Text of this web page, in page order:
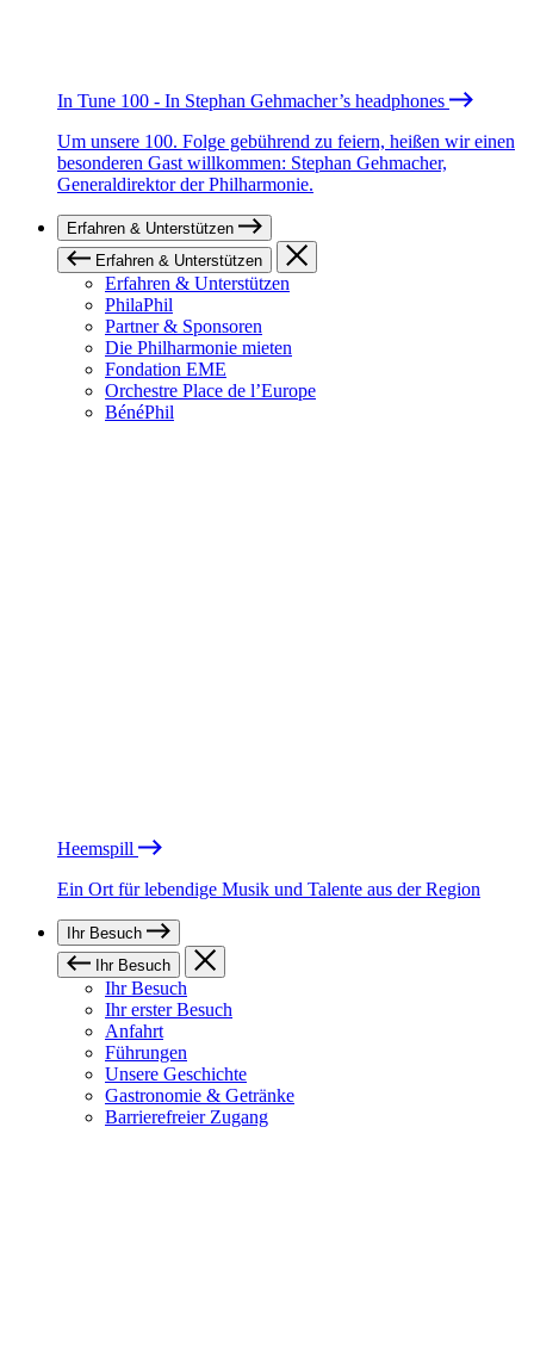
In Tune 100 - In Stephan Gehmacher’s headphones
Um unsere 100. Folge gebührend zu feiern, heißen wir einen
besonderen Gast willkommen: Stephan Gehmacher,
Generaldirektor der Philharmonie.
Erfahren & Unterstützen
Erfahren & Unterstützen
Erfahren & Unterstützen
PhilaPhil
Partner & Sponsoren
Die Philharmonie mieten
Fondation EME
Orchestre Place de l’Europe
BénéPhil
Heemspill
Ein Ort für lebendige Musik und Talente aus der Region
Ihr Besuch
Ihr Besuch
Ihr Besuch
Ihr erster Besuch
Anfahrt
Führungen
Unsere Geschichte
Gastronomie & Getränke
Barrierefreier Zugang